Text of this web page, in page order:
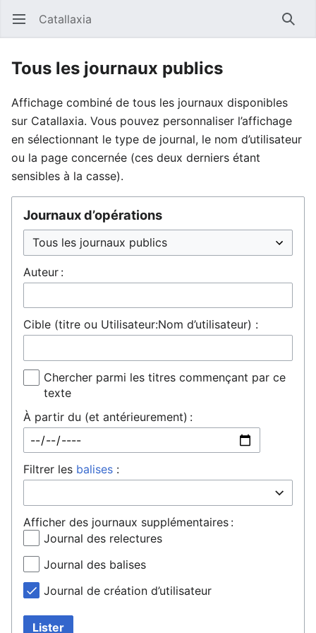
Ouvrir le menu principal Catallaxia
Tous les journaux publics
Affichage combiné de tous les journaux disponibles
sur Catallaxia. Vous pouvez personnaliser l’affichage
en sélectionnant le type de journal, le nom d’utilisateur
ou la page concernée (ces deux derniers étant
sensibles à la casse).
Journaux d’opérations
Auteur :
Cible (titre ou Utilisateur:Nom d’utilisateur) :
Chercher parmi les titres commençant par ce
texte
À partir du (et antérieurement) :
Filtrer les balises :
Afficher des journaux supplémentaires :
Journal des relectures
Journal des balises
Journal de création d’utilisateur
Lister